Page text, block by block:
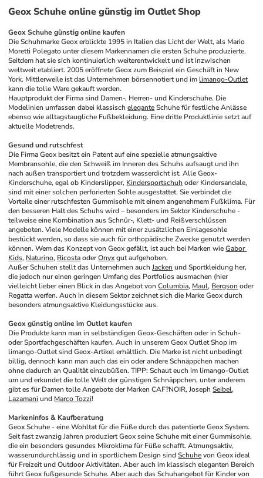
Geox Schuhe online günstig im Outlet Shop
Geox Schuhe günstig online kaufen
Die Schuhmarke Geox erblickte 1995 in Italien das Licht der Welt, als Mario
Moretti Polegato unter diesem Markennamen die ersten Schuhe produzierte.
Seitdem hat sie sich kontinuierlich weiterentwickelt und ist inzwischen
weltweit etabliert. 2005 eröffnete Geox zum Beispiel ein Geschäft in New
York. Mittlerweile ist das Unternehmen börsennotiert und im limango-Outlet
kann die tolle Ware gekauft werden.
Hauptprodukt der Firma sind Damen-, Herren- und Kinderschuhe. Die
Modelinien umfassen dabei klassisch elegante Schuhe für festliche Anlässe
ebenso wie alltagstaugliche Fußbekleidung. Eine dritte Produktlinie setzt auf
aktuelle Modetrends.
Gesund und rutschfest
Die Firma Geox besitzt ein Patent auf eine spezielle atmungsaktive
Membransohle, die den Schweiß im Inneren des Schuhs aufsaugt und ihn
nach außen transportiert und trotzdem wasserdicht ist. Alle Geox-
Kinderschuhe, egal ob Kinderslipper, Kindersportschuh oder Kindersandale,
sind mit einer solchen perforierten Sohle ausgestattet. Sie verbindet die
Vorteile einer rutschfesten Gummisohle mit einem angenehmem Fußklima. Für
den besseren Halt des Schuhs wird – besonders im Sektor Kinderschuhe -
teilweise eine Kombination aus Schnür-, Klett- und Reißverschlüssen
angeboten. Viele Modelle können mit einer zusätzlichen Einlagesohle
bestückt werden, so dass sie auch für orthopädische Zwecke genutzt werden
können. Wem das Konzept von Geox gefällt, ist auch bei Marken wie Gabor
Kids, Naturino, Ricosta oder Onyx gut aufgehoben.
Außer Schuhen stellt das Unternehmen auch Jacken und Sportkleidung her,
die jedoch nur einen geringen Umfang des Portfolios ausmachen (hier
vielleicht lieber einen Blick in das Angebot von Columbia, Maul, Bergson oder
Regatta werfen. Auch in diesem Sektor zeichnet sich die Marke Geox durch
besonders atmungsaktive Kleidungsstücke aus.
Geox günstig online im Outlet kaufen
Die Produkte kann man in selbständigen Geox-Geschäften oder in Schuh-
oder Sportfachgeschäften kaufen. Auch in unserem Geox Outlet Shop im
limango-Outlet sind Geox-Artikel erhältlich. Die Marke ist nicht unbedingt
billig, dennoch kann man auch das ein oder andere Schnäppchen machen
ohne dadurch an Qualität einzubüßen. TIPP: Schaut euch im limango-Outlet
um und erkundet die tolle Welt der günstigen Schnäppchen, unter anderem
gibt es für Damen tolle Angebote der Marken CAF?NOIR, Joseph Seibel
Lazamani und Marco Tozzi!
Markeninfos & Kaufberatung
Geox Schuhe - eine Wohltat für die Füße durch das patentierte Geox System.
Seit fast zwanzig Jahren produziert Geox seine Schuhe mit einer Gummisohle,
die ein besonders gesundes Mikroklima für Füße schafft. Atmungsaktiv,
wasserundurchlässig und in sportlichem Design sind Schuhe von Geox ideal
für Freizeit und Outdoor Aktivitäten. Aber auch im klassisch eleganten Bereich